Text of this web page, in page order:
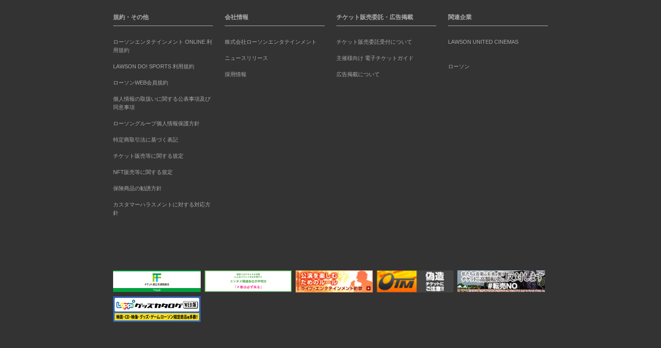
規約・その他
ローソンエンタテインメント ONLINE 利
用規約
LAWSON DO! SPORTS 利用規約
ローソンWEB会員規約
個人情報の取扱いに関する公表事項及び
同意事項
ローソングループ個人情報保護方針
特定商取引法に基づく表記
チケット販売等に関する規定
NFT販売等に関する規定
保険商品の勧誘方針
カスタマーハラスメントに対する対応方
針
会社情報
株式会社ローソンエンタテインメント
ニュースリリース
採用情報
チケット販売委託・広告掲載
チケット販売委託受付について
主催様向け 電子チケットガイド
広告掲載について
関連企業
LAWSON UNITED CINEMAS
ローソン